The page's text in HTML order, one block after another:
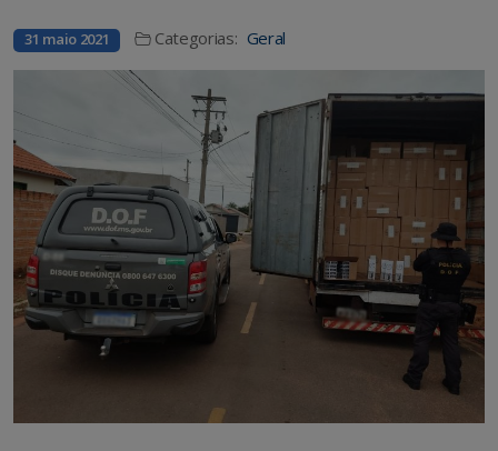
31 maio 2021 Categorias: Geral